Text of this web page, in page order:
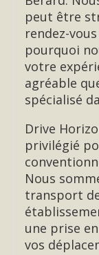
peut être
rendez-
pourquoi
votre
agréable
spécialisé
Drive
privilégié
Nous
transport
une prise
vos